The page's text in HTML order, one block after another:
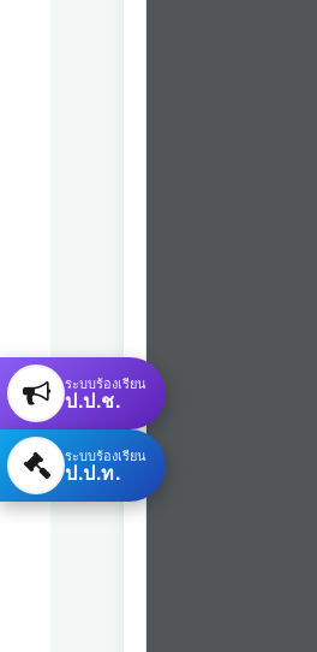
ระบบร้องเรียน
ป.ป.ช.
ระบบร้องเรียน
ป.ป.ท.